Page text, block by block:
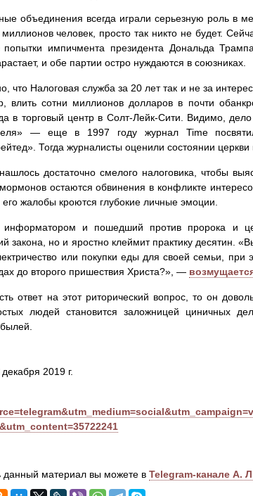
объединения всегда играли серьезную роль в
человек, просто так никто не будет.
импичмента президента Дональда
и обе партии остро нуждаются в союзниках.
что Налоговая служба за 20 лет так и не за
влить сотни миллионов долларов в почти
в торговый центр в Солт-Лейк-Сити. Видимо,
— еще в 1997 году журнал Time
Тогда журналисты оценили состоянии
достаточно смелого налоговика, чтобы
остаются обвинения в конфликте
его жалобы кроются глубокие личные эмоции.
информатором и пошедший против пророка и
закона, но и яростно клеймит практику десятин.
или покупки еды для своей семьи, при
до второго пришествия Христа?», —
ответ на этот риторический вопрос, то он
людей становится заложницей циничных
2019 г.
данный материал вы можете в Telegram-канале А.